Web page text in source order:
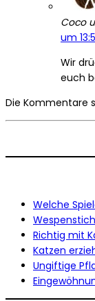
Coco
um
Wir
euch
Die Kommentare
Welche
Richtig mit
Katzen
Ungiftige